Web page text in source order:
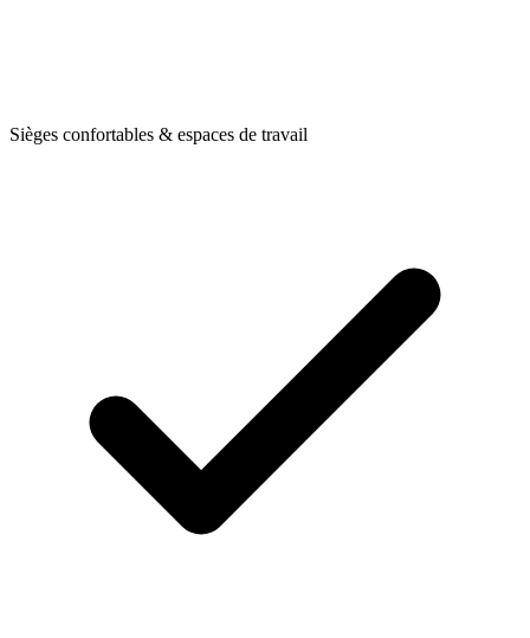
Sièges confortables & espaces de travail